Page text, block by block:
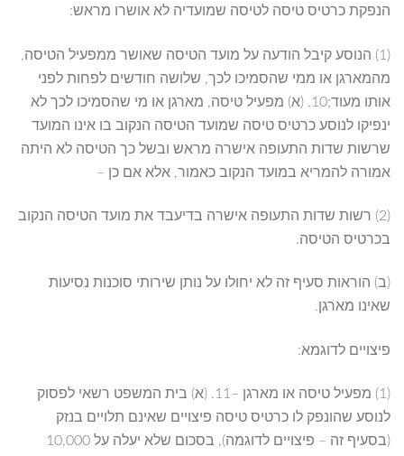
הנפקת כרטיס טיסה לטיסה שמועדיה לא אושרו מראש:
(1) הנוסע קיבל הודעה על מועד הטיסה שאושר ממפעיל הטיסה,
מהמארגן או ממי שהסמיכו לכך, שלושה חודשים לפחות לפני
אותו מעוד;10. (א) מפעיל טיסה, מארגן או מי שהסמיכו לכך לא
ינפיקו לנוסע כרטיס טיסה שמועד הטיסה הנקוב בו אינו המועד
שרשות שדות התעופה אישרה מראש ובשל כך הטיסה לא היתה
אמורה להמריא במועד הנקוב כאמור, אלא אם כן –
(2) רשות שדות התעופה אישרה בדיעבד את מועד הטיסה הנקוב
בכרטיס הטיסה.
(ב) הוראות סעיף זה לא יחולו על נותן שירותי סוכנות נסיעות
שאינו מארגן.
פיצויים לדוגמא:
(1) מפעיל טיסה או מארגן –11. (א) בית המשפט רשאי לפסוק
לנוסע שהונפק לו כרטיס טיסה פיצויים שאינם תלויים בנזק
(בסעיף זה – פיצויים לדוגמה), בסכום שלא יעלה על 10,000